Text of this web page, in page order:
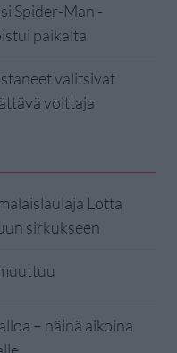
Spider-Man -
paikalta
valitsivat
voittaja
Lotta
sirkukseen
– näinä aikoina